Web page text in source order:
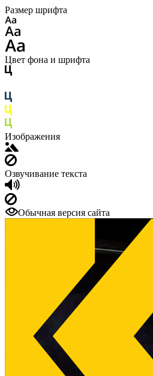
Размер шрифта
Цвет фона и шрифта
Изображения
Озвучивание текста
Обычная версия сайта